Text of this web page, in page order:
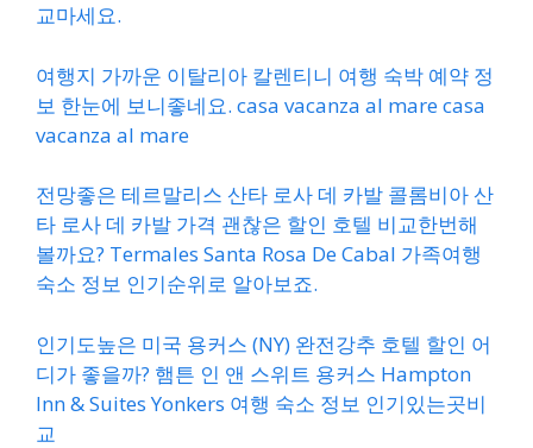
교마세요.
여행지 가까운 이탈리아 칼렌티니 여행 숙박 예약 정
보 한눈에 보니좋네요. casa vacanza al mare casa
vacanza al mare
전망좋은 테르말리스 산타 로사 데 카발 콜롬비아 산
타 로사 데 카발 가격 괜찮은 할인 호텔 비교한번해
볼까요? Termales Santa Rosa De Cabal 가족여행
숙소 정보 인기순위로 알아보죠.
인기도높은 미국 용커스 (NY) 완전강추 호텔 할인 어
디가 좋을까? 햄튼 인 앤 스위트 용커스 Hampton
Inn & Suites Yonkers 여행 숙소 정보 인기있는곳비
교